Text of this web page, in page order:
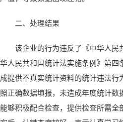
二、处理结果
该企业的行为违反了《中华人民
华人民共和国统计法实施条例》第四
成提供不真实统计资料的统计违法行
照正确数据填报，未造成年度统计数
能够积极配合检查，提供检查所需全